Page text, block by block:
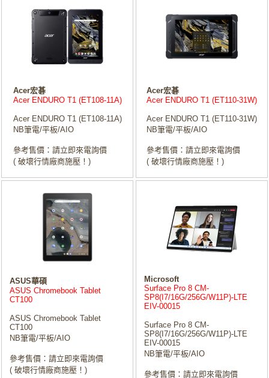
Acer宏碁
Acer ENDURO T1 (ET108-11A)
Acer ENDURO T1 (ET108-11A)
NB筆電/平板/AIO
參考售價：請立即來電詢價
( 破壞行情廠商施壓！)
Acer宏碁
Acer ENDURO T1 (ET110-31W)
Acer ENDURO T1 (ET110-31W)
NB筆電/平板/AIO
參考售價：請立即來電詢價
( 破壞行情廠商施壓！)
ASUS華碩
ASUS Chromebook Tablet
CT100
ASUS Chromebook Tablet
CT100
NB筆電/平板/AIO
參考售價：請立即來電詢價
( 破壞行情廠商施壓！)
Microsoft
Surface Pro 8 CM-
SP8(I7/16G/256G/W11P)-LTE
EIV-00015
Surface Pro 8 CM-
SP8(I7/16G/256G/W11P)-LTE
EIV-00015
NB筆電/平板/AIO
參考售價：請立即來電詢價